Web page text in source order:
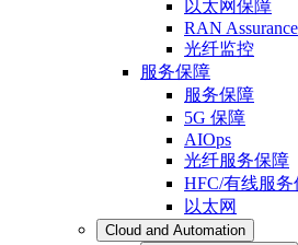
以太网保障
RAN Assurance
光纤监控
服务保障
服务保障
5G 保障
AIOps
光纤服务保障
HFC/有线服务
以太网
Cloud and Automation